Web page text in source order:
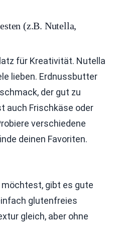
(z.B. Nutella,
für Kreativität. Nutella
lieben. Erdnussbutter
der gut zu
auch Frischkäse oder
verschiedene
deinen Favoriten.
gibt es gute
glutenfreies
gleich, aber ohne